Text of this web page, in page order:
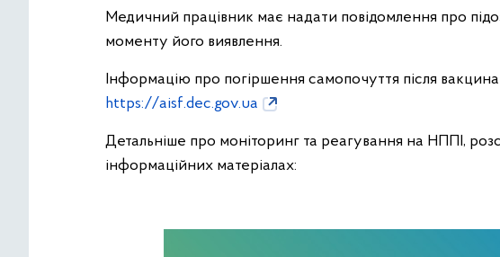
Медичний працівник має надати повідомлення про
моменту його виявлення.
Інформацію про погіршення самопочуття після
https://aisf.dec.gov.ua
Детальніше про моніторинг та реагування на НППІ,
інформаційних матеріалах: